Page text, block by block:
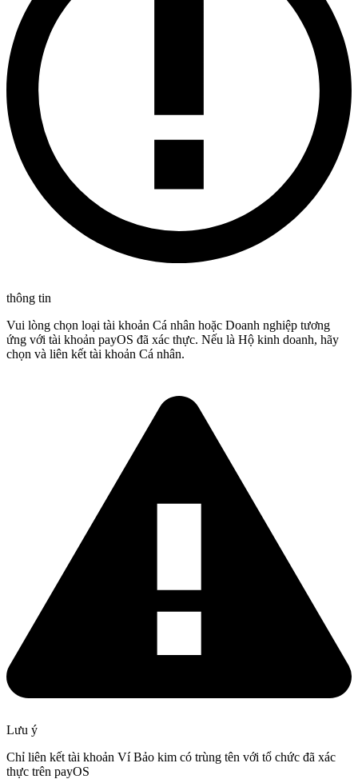
thông tin
Vui lòng chọn loại tài khoản Cá nhân hoặc Doanh nghiệp tương
ứng với tài khoản payOS đã xác thực. Nếu là Hộ kinh doanh, hãy
chọn và liên kết tài khoản Cá nhân.
Lưu ý
Chỉ liên kết tài khoản Ví Bảo kim có trùng tên với tổ chức đã xác
thực trên payOS